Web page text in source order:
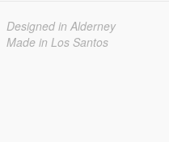
Designed in Alderney
Made in Los Santos